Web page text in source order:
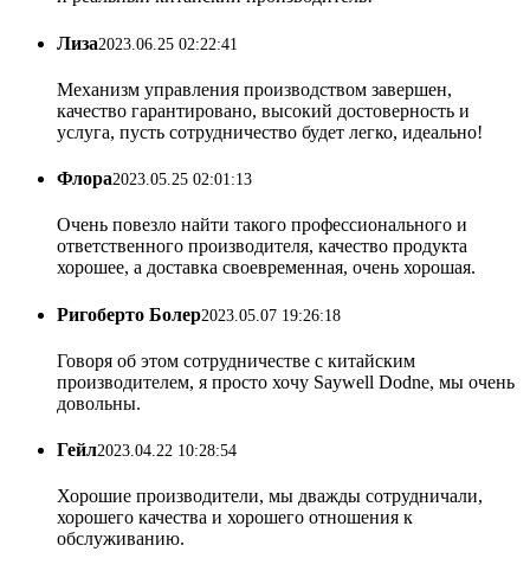
Лиза2023.06.25 02:22:41
Механизм управления производством завершен,
качество гарантировано, высокий достоверность и
услуга, пусть сотрудничество будет легко, идеально!
Флора2023.05.25 02:01:13
Очень повезло найти такого профессионального и
ответственного производителя, качество продукта
хорошее, а доставка своевременная, очень хорошая.
Ригоберто Болер2023.05.07 19:26:18
Говоря об этом сотрудничестве с китайским
производителем, я просто хочу Saywell Dodne, мы очень
довольны.
Гейл2023.04.22 10:28:54
Хорошие производители, мы дважды сотрудничали,
хорошего качества и хорошего отношения к
обслуживанию.